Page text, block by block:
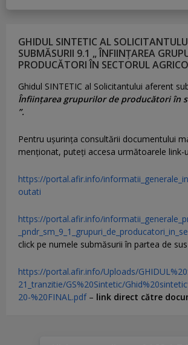
GHIDUL SINTETIC AL
SUBMĂSURII 9.1 „ ÎNFIINȚAREA
PRODUCĂTORI ÎN SECTORUL
Ghidul SINTETIC al Solicitantului aferent
Înființarea grupurilor de producători în
”.
Pentru uşurinţa consultării documentului
menţionat, puteţi accesa următoarele link-
https://portal.afir.info/
outati
https://portal.afir.info/
click pe numele submăsurii în partea de
https://portal.afir.info/Uploads/
21_tranzitie/GS%20Sintetic/
20-%20FINAL.pdf– link direct către